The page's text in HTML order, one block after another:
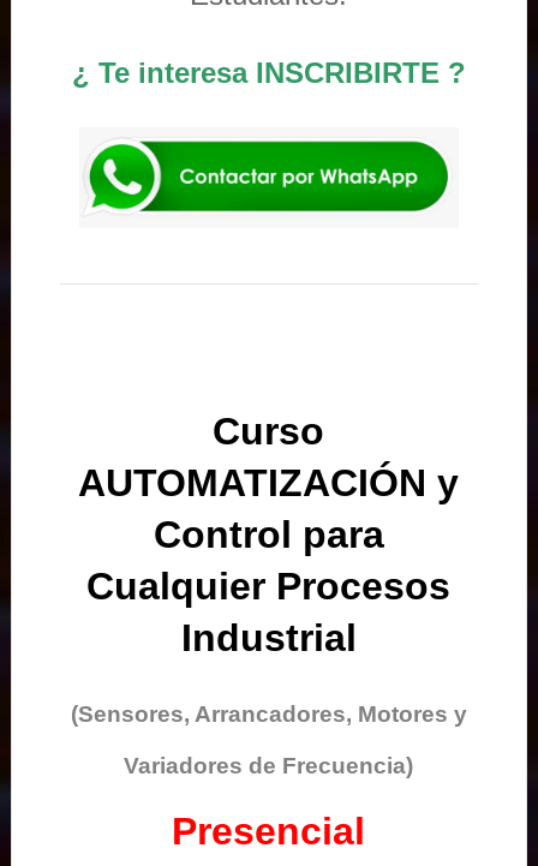
¿ Te interesa INSCRIBIRTE ?
Curso
AUTOMATIZACIÓN y
Control para
Cualquier Procesos
Industrial
(Sensores, Arrancadores, Motores y
Variadores de Frecuencia)
Presencial